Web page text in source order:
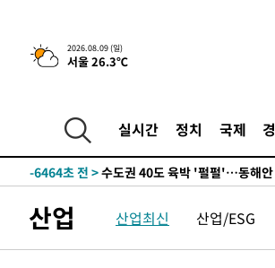
2026.08.09 (일)
서울 26.3℃
실시간 정치 국제
청래 44.56%
-14169초 전 >[속보]與 대표 경선 제주·인천
42.08%·宋 10.17%
-13703초 전 >이강인 "아틀레티코 이적 기뻐…
-7412초 전 >
낮 최고 35도 '무더위'…동해안
-6682초 전 >
레티코 이적"
-6464초 전 >수도권 40도 육박 '펄펄'…동해안
10분 전 >
강릉에 시간당 81.4㎜ 물폭탄…도로
1시간 전 >백운산서 80년근 천종산삼 9뿌리
산업 산업최신 산업/ESG